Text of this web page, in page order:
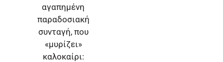
αγαπημένη
παραδοσιακή
συνταγή, που
«μυρίζει»
καλοκαίρι: